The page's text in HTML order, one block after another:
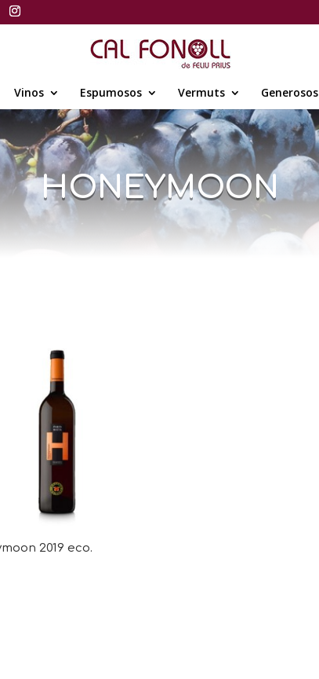
Vinos Espumosos Vermuts Generosos
HONEYMOON
2019 eco.